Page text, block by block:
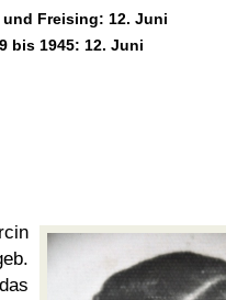
Freising: 12. Juni
bis 1945: 12. Juni